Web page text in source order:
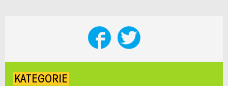
KATEGORIE